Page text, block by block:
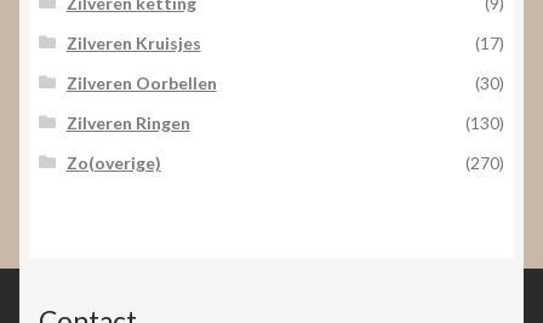
Zilveren Kruisjes
(17)
Zilveren Oorbellen
(30)
Zilveren Ringen
(130)
Zo(overige)
(270)